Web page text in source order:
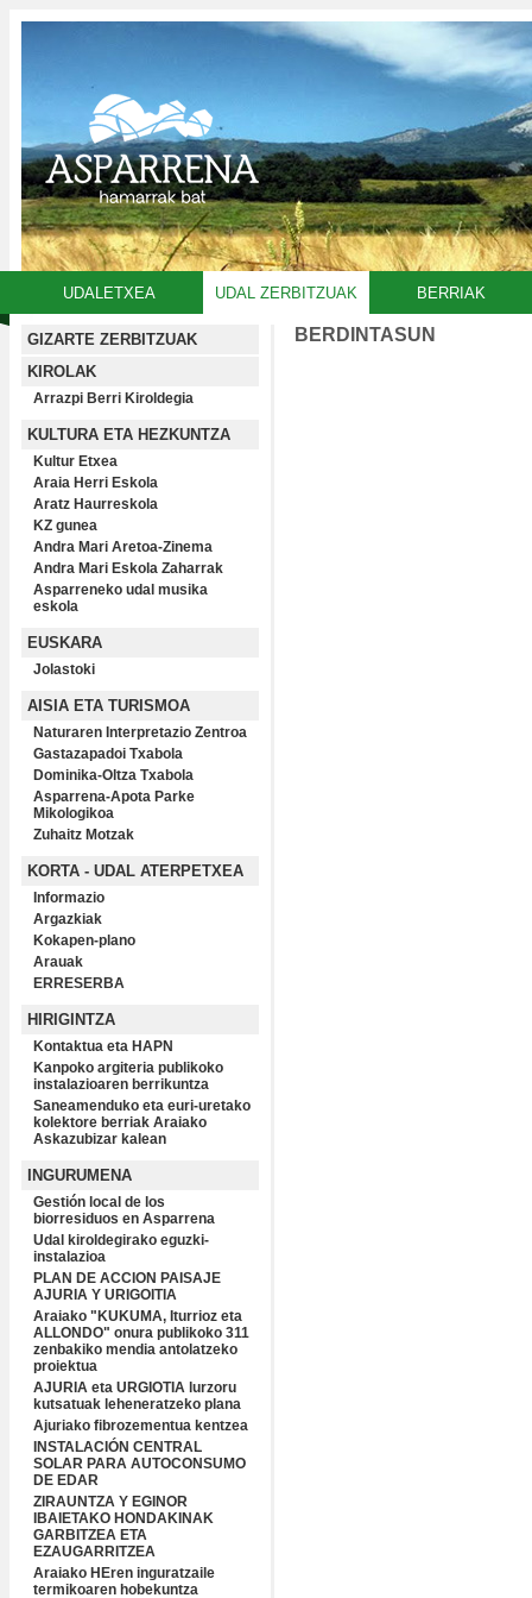
UDALETXEA UDAL ZERBITZUAK BERRIAK
GIZARTE ZERBITZUAK
KIROLAK
Arrazpi Berri Kiroldegia
KULTURA ETA HEZKUNTZA
Kultur Etxea
Araia Herri Eskola
Aratz Haurreskola
KZ gunea
Andra Mari Aretoa-Zinema
Andra Mari Eskola Zaharrak
Asparreneko udal musika
eskola
EUSKARA
Jolastoki
AISIA ETA TURISMOA
Naturaren Interpretazio Zentroa
Gastazapadoi Txabola
Dominika-Oltza Txabola
Asparrena-Apota Parke
Mikologikoa
Zuhaitz Motzak
KORTA - UDAL ATERPETXEA
Informazio
Argazkiak
Kokapen-plano
Arauak
ERRESERBA
HIRIGINTZA
Kontaktua eta HAPN
Kanpoko argiteria publikoko
instalazioaren berrikuntza
Saneamenduko eta euri-uretako
kolektore berriak Araiako
Askazubizar kalean
INGURUMENA
Gestión local de los
biorresiduos en Asparrena
Udal kiroldegirako eguzki-
instalazioa
PLAN DE ACCION PAISAJE
AJURIA Y URIGOITIA
Araiako "KUKUMA, Iturrioz eta
ALLONDO" onura publikoko 311
zenbakiko mendia antolatzeko
proiektua
AJURIA eta URGIOTIA lurzoru
kutsatuak leheneratzeko plana
Ajuriako fibrozementua kentzea
INSTALACIÓN CENTRAL
SOLAR PARA AUTOCONSUMO
DE EDAR
ZIRAUNTZA Y EGINOR
IBAIETAKO HONDAKINAK
GARBITZEA ETA
EZAUGARRITZEA
Araiako HEren inguratzaile
termikoaren hobekuntza
BERDINTASUN